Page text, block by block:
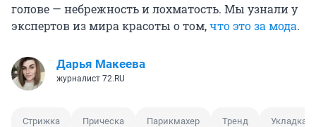
голове — небрежность и лохматость. Мы узнали у
экспертов из мира красоты о том,что это за мода.
Дарья Макеева
журналист 72.RU
Стрижка Прическа Парикмахер Тренд Укладка